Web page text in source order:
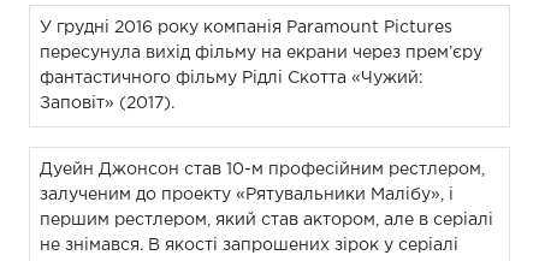
У грудні 2016 року компанія Paramount Pictures
пересунула вихід фільму на екрани через прем’єру
фантастичного фільму Рідлі Скотта «Чужий:
Заповіт» (2017).
Дуейн Джонсон став 10-м професійним рестлером,
залученим до проекту «Рятувальники Малібу», і
першим рестлером, який став актором, але в серіалі
не знімався. В якості запрошених зірок у серіалі